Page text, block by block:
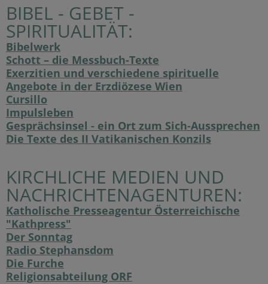
BIBEL - GEBET -
SPIRITUALITÄT:
Bibelwerk
Schott – die Messbuch-Texte
Exerzitien und verschiedene spirituelle
Angebote in der Erzdiözese Wien
Cursillo
Impulsleben
Gesprächsinsel - ein Ort zum Sich-Aussprechen
Die Texte des II Vatikanischen Konzils
KIRCHLICHE MEDIEN UND
NACHRICHTENAGENTUREN:
Katholische Presseagentur Österreichische
"Kathpress"
Der Sonntag
Radio Stephansdom
Die Furche
Religionsabteilung ORF